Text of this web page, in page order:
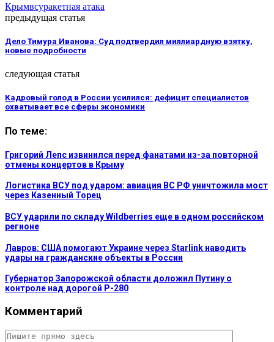
Крымвсуракетная атака
предыдущая статья
Дело Тимура Иванова: Суд подтвердил миллиардную взятку,
новые подробности
следующая статья
Кадровый голод в России усилился: дефицит специалистов
охватывает все сферы экономики
По теме:
Григорий Лепс извинился перед фанатами из-за повторной
отмены концертов в Крыму
Логистика ВСУ под ударом: авиация ВС РФ уничтожила мост
через Казенный Торец
ВСУ ударили по складу Wildberries еще в одном российском
регионе
Лавров: США помогают Украине через Starlink наводить
удары на гражданские объекты в России
Губернатор Запорожской области доложил Путину о
контроле над дорогой Р-280
Комментарий